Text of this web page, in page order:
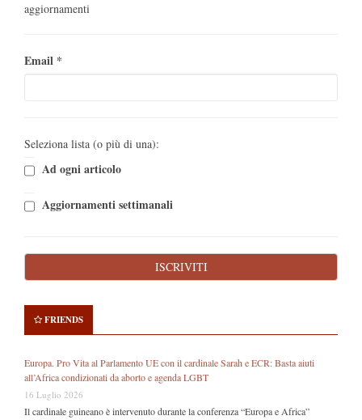
aggiornamenti
Email *
Seleziona lista (o più di una):
Ad ogni articolo
Aggiornamenti settimanali
FRIENDS
Europa. Pro Vita al Parlamento UE con il cardinale Sarah e ECR: Basta aiuti
all’Africa condizionati da aborto e agenda LGBT
16 Luglio 2026
Il cardinale guineano è intervenuto durante la conferenza “Europa e Africa”